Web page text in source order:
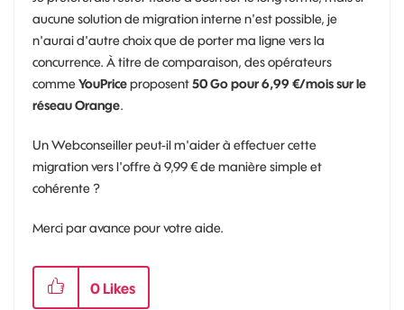
aucune solution de migration interne n'est possible, je
n'aurai d'autre choix que de porter ma ligne vers la
concurrence. À titre de comparaison, des opérateurs
commeYouPriceproposent50 Go pour 6,99 €/mois sur le
réseau Orange.
Un Webconseiller peut-il m'aider à effectuer cette
migration vers l'offre à 9,99 € de manière simple et
cohérente ?
Merci par avance pour votre aide.
0 Likes